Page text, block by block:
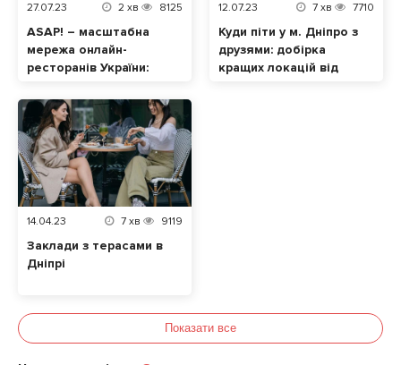
27.07.23 2 хв 8125
ASAP! – масштабна
мережа онлайн-
ресторанів України:
смаколики з різних
закладів і оплачуйте
доставку лише один
раз!
12.07.23 7 хв 7710
Куди піти у м. Дніпро з
друзями: добірка
кращих локацій від
14.04.23 7 хв 9119
Заклади з терасами в
Дніпрі
Показати все